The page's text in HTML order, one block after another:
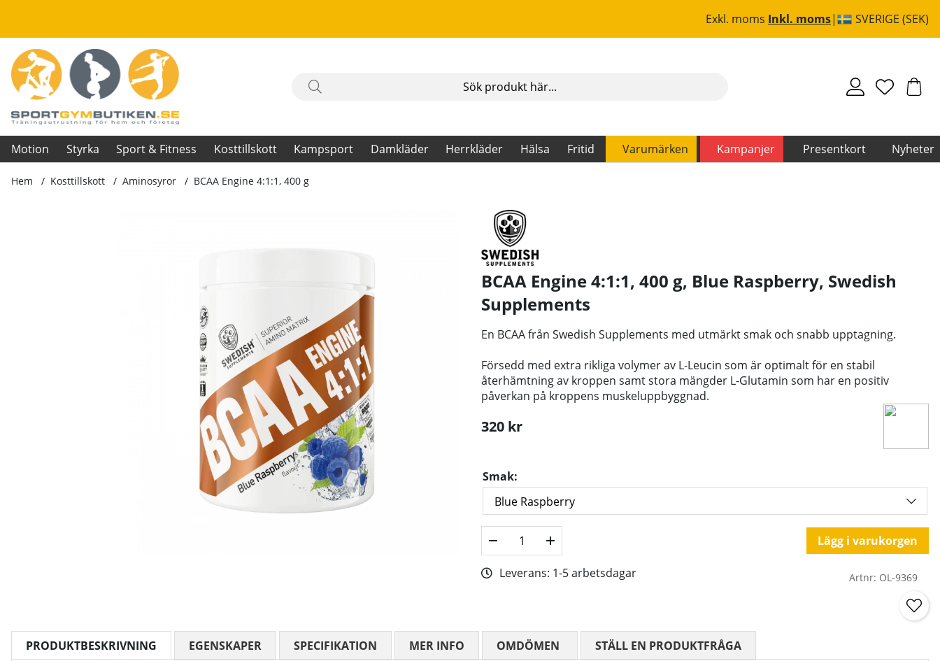
Exkl. moms Inkl. moms SVERIGE (SEK)
Motion Styrka Sport & Fitness Kosttillskott Kampsport Damkläder Herrkläder Hälsa Fritid Varumärken Kampanjer Presentkort Nyheter
Hem Kosttillskott Aminosyror BCAA Engine 4:1:1, 400 g
BCAA Engine 4:1:1, 400 g, Blue Raspberry, Swedish
Supplements
En BCAA från Swedish Supplements med utmärkt smak och snabb upptagning.
Försedd med extra rikliga volymer av L-Leucin som är optimalt för en stabil
återhämtning av kroppen samt stora mängder L-Glutamin som har en positiv
påverkan på kroppens muskeluppbyggnad.
320 kr
Smak:
Lägg i varukorgen
Leverans: 1-5 arbetsdagar Artnr: OL-9369
PRODUKTBESKRIVNING EGENSKAPER SPECIFIKATION MER INFO OMDÖMEN MEDELBETYG 0 AV 5 ANTAL BETYG 0
STÄLL EN PRODUKTFRÅGA